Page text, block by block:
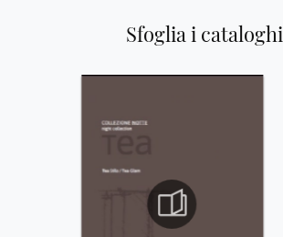
Sfoglia i cataloghi